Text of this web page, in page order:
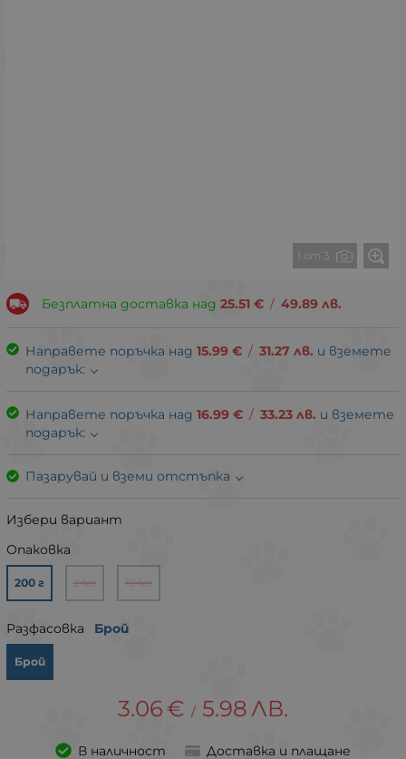
1 от 3
Безплатна доставка над 25.51 € / 49.89 лв.
Направете поръчка над 15.99 € / 31.27 лв. и вземете
подарък:
Направете поръчка над 16.99 € / 33.23 лв. и вземете
подарък:
Пазарувай и вземи отстъпка
Избери вариант
Опаковка
200 г 2 кг 12 кг
Разфасовка Брой
Брой
3.06 € / 5.98ЛВ.
В наличност Доставка и плащане